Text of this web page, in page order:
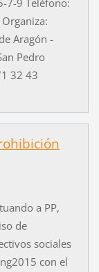
7-9 Teléfono:
Aragón -
Pedro
32 43
a PP,
de
sociales
con el